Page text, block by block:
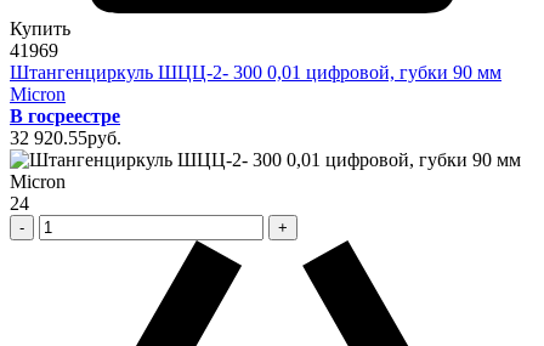
Купить
41969
Штангенциркуль ШЦЦ-2- 300 0,01 цифровой, губки 90 мм
Micron
В госреестре
32 920.55pуб.
24